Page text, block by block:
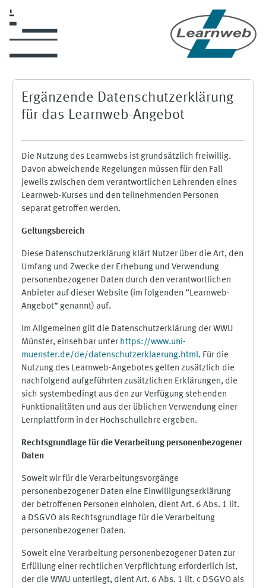
Ergänzende Datenschutzerklärung
für das Learnweb-Angebot
Die Nutzung des Learnwebs ist grundsätzlich freiwillig.
Davon abweichende Regelungen müssen für den Fall
jeweils zwischen dem verantwortlichen Lehrenden eines
Learnweb-Kurses und den teilnehmenden Personen
separat getroffen werden.
Geltungsbereich
Diese Datenschutzerklärung klärt Nutzer über die Art, den
Umfang und Zwecke der Erhebung und Verwendung
personenbezogener Daten durch den verantwortlichen
Anbieter auf dieser Website (im folgenden “Learnweb-
Angebot” genannt) auf.
Im Allgemeinen gilt die Datenschutzerklärung der WWU
Münster, einsehbar unter https://www.uni-
muenster.de/de/datenschutzerklaerung.html. Für die
Nutzung des Learnweb-Angebotes gelten zusätzlich die
nachfolgend aufgeführten zusätzlichen Erklärungen, die
sich systembedingt aus den zur Verfügung stehenden
Funktionalitäten und aus der üblichen Verwendung einer
Lernplattform in der Hochschullehre ergeben.
Rechtsgrundlage für die Verarbeitung personenbezogener
Daten
Soweit wir für die Verarbeitungsvorgänge
personenbezogener Daten eine Einwilligungserklärung
der betroffenen Personen einholen, dient Art. 6 Abs. 1 lit.
a DSGVO als Rechtsgrundlage für die Verarbeitung
personenbezogener Daten.
Soweit eine Verarbeitung personenbezogener Daten zur
Erfüllung einer rechtlichen Verpflichtung erforderlich ist,
der die WWU unterliegt, dient Art. 6 Abs. 1 lit. c DSGVO als